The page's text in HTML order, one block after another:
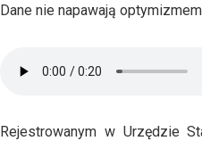
Dane nie napawają
Rejestrowanym w Urzędzie